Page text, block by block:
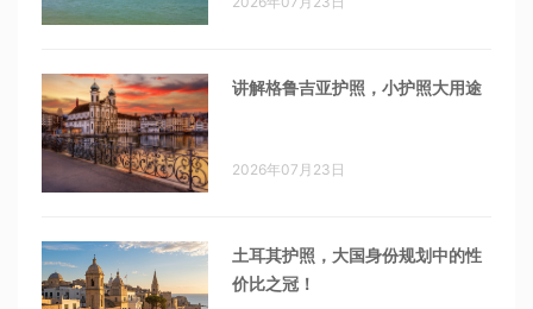
讲解格鲁吉亚护照，小护照大用途
2026年07月23日
土耳其护照，大国身份规划中的性
价比之冠！